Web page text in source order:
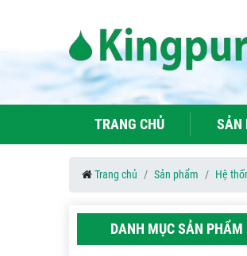
TRANG CHỦ SẢN
Trang chủ Sản phẩm Hệ
DANH MỤC SẢN PHẨM